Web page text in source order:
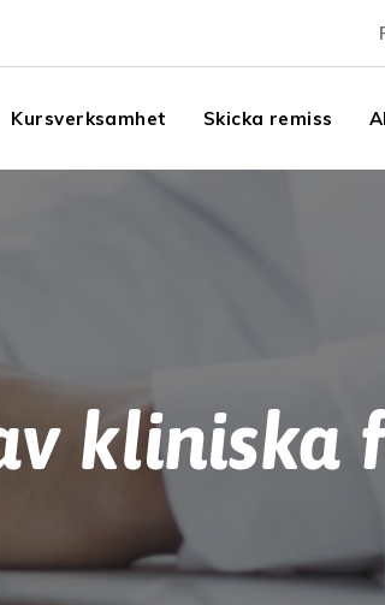
Kursverksamhet Skicka remiss
kliniska